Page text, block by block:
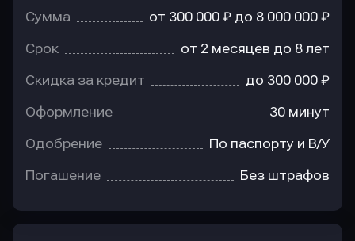
Сумма от 300 000 ₽ до 8 000 000 ₽
Срок от 2 месяцев до 8 лет
Скидка за кредит до 300 000 ₽
Оформление 30 минут
Одобрение По паспорту и В/У
Погашение Без штрафов